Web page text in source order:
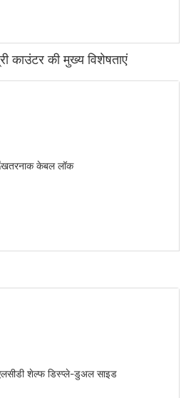
काउंटर की मुख्य विशेषताएं